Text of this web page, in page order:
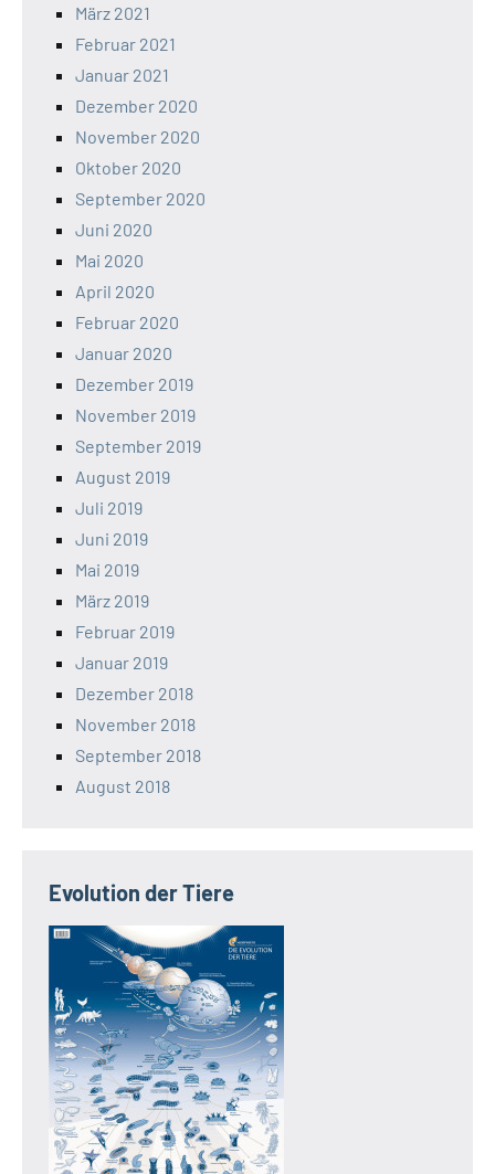
März 2021
Februar 2021
Januar 2021
Dezember 2020
November 2020
Oktober 2020
September 2020
Juni 2020
Mai 2020
April 2020
Februar 2020
Januar 2020
Dezember 2019
November 2019
September 2019
August 2019
Juli 2019
Juni 2019
Mai 2019
März 2019
Februar 2019
Januar 2019
Dezember 2018
November 2018
September 2018
August 2018
Evolution der Tiere